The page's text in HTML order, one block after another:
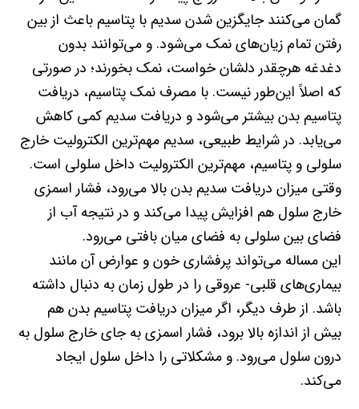
گمان می‌کنند جایگزین شدن سدیم با پتاسیم باعث از بین
رفتن تمام زیان‌های نمک می‌شود. و می‌توانند بدون
دغدغه هرچقدر دلشان خواست، نمک بخورند؛ در صورتی
که اصلاً این‌طور نیست. با مصرف نمک پتاسیم، دریافت
پتاسیم بدن بیشتر می‌شود و دریافت سدیم کمی کاهش
می‌یابد. در شرایط طبیعی، سدیم مهم‌ترین الکترولیت خارج
سلولی و پتاسیم، مهم‌ترین الکترولیت داخل سلولی است.
وقتی میزان دریافت سدیم بدن بالا می‌رود، فشار اسمزی
خارج سلول هم افزایش پیدا می‌کند و در نتیجه آب از
فضای بین سلولی به فضای میان بافتی می‌رود.
این مساله می‌تواند پرفشاری خون و عوارض آن مانند
بیماری‌های قلبی- عروقی را در طول زمان به دنبال داشته
باشد. از طرف دیگر، اگر میزان دریافت پتاسیم بدن هم
بیش از اندازه بالا برود، فشار اسمزی به جای خارج سلول به
درون سلول می‌رود. و مشکلاتی را داخل سلول ایجاد
می‌کند.